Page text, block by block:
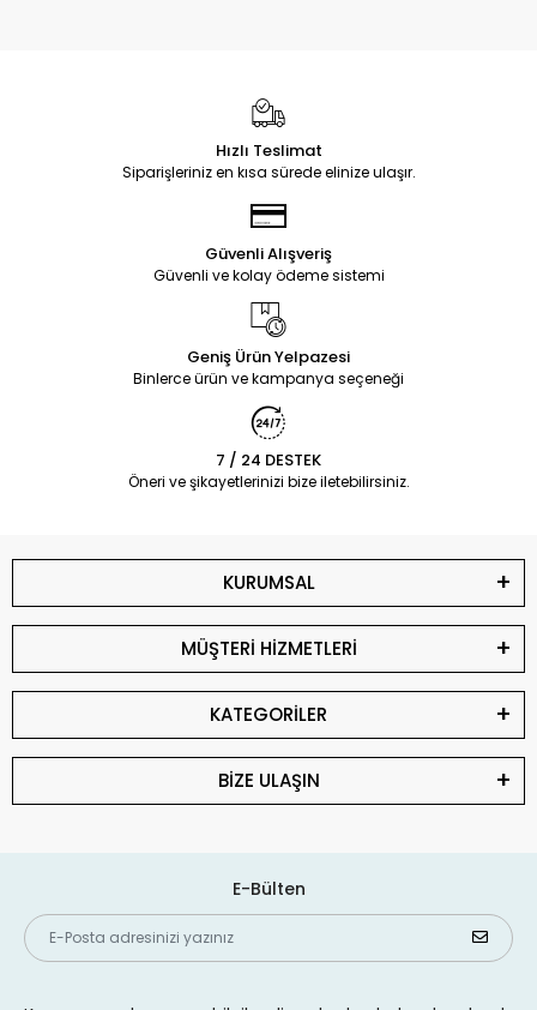
Hızlı Teslimat
Siparişleriniz en kısa sürede elinize ulaşır.
Güvenli Alışveriş
Güvenli ve kolay ödeme sistemi
Geniş Ürün Yelpazesi
Binlerce ürün ve kampanya seçeneği
7 / 24 DESTEK
Öneri ve şikayetlerinizi bize iletebilirsiniz.
KURUMSAL
MÜŞTERİ HİZMETLERİ
KATEGORİLER
BİZE ULAŞIN
E-Bülten